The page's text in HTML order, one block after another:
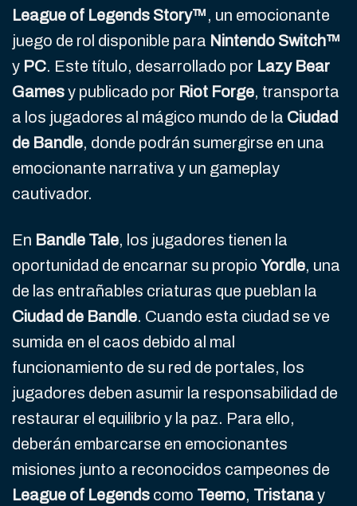
League of Legends Story™, un emocionante
juego de rol disponible para Nintendo Switch™
y PC. Este título, desarrollado por Lazy Bear
Gamesy publicado por Riot Forge, transporta
a los jugadores al mágico mundo de la Ciudad
de Bandle, donde podrán sumergirse en una
emocionante narrativa y un gameplay
cautivador.
En Bandle Tale, los jugadores tienen la
oportunidad de encarnar su propio Yordle, una
de las entrañables criaturas que pueblan la
Ciudad de Bandle. Cuando esta ciudad se ve
sumida en el caos debido al mal
funcionamiento de su red de portales, los
jugadores deben asumir la responsabilidad de
restaurar el equilibrio y la paz. Para ello,
deberán embarcarse en emocionantes
misiones junto a reconocidos campeones de
League of Legends como Teemo, Tristanay